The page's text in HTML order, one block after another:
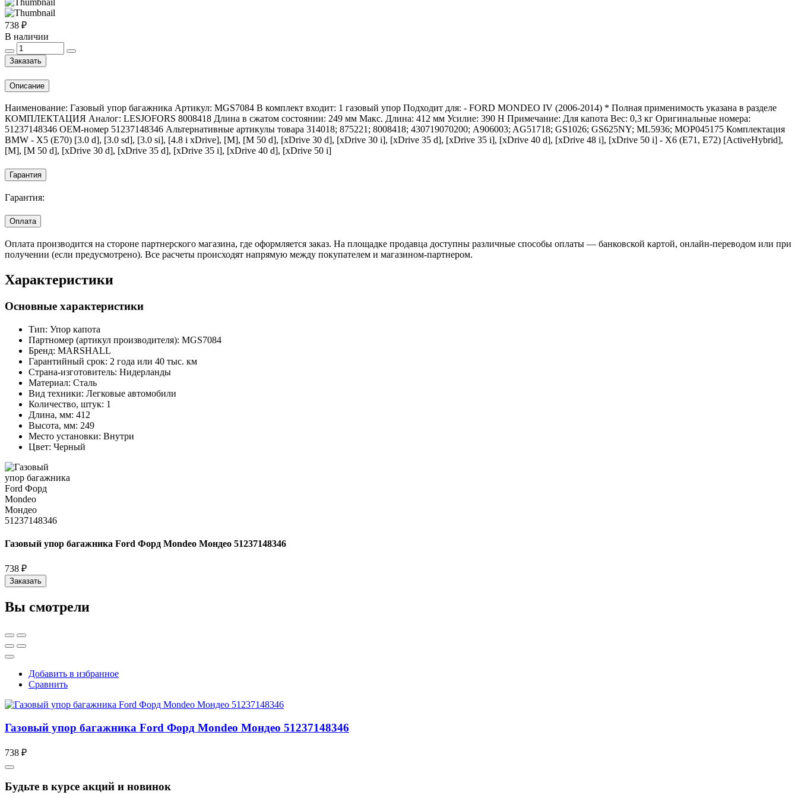
738 ₽
В наличии
Заказать
Описание
Наименование: Газовый упор багажника Артикул: MGS7084 В комплект входит: 1 газовый упор Подходит для: - FORD MONDEO IV (2006-2014) * Полная применимость указана в разделе
КОМПЛЕКТАЦИЯ Аналог: LESJOFORS 8008418 Длина в сжатом состоянии: 249 мм Макс. Длина: 412 мм Усилие: 390 Н Примечание: Для капота Вес: 0,3 кг Оригинальные номера:
51237148346 OEM-номер 51237148346 Альтернативные артикулы товара 314018; 875221; 8008418; 430719070200; A906003; AG51718; GS1026; GS625NY; ML5936; MOP045175 Комплектация
BMW - X5 (E70) [3.0 d], [3.0 sd], [3.0 si], [4.8 i xDrive], [M], [M 50 d], [xDrive 30 d], [xDrive 30 i], [xDrive 35 d], [xDrive 35 i], [xDrive 40 d], [xDrive 48 i], [xDrive 50 i] - X6 (E71, E72) [ActiveHybrid],
[M], [M 50 d], [xDrive 30 d], [xDrive 35 d], [xDrive 35 i], [xDrive 40 d], [xDrive 50 i]
Гарантия
Гарантия:
Оплата
Оплата производится на стороне партнерского магазина, где оформляется заказ. На площадке продавца доступны различные способы оплаты — банковской картой, онлайн-переводом или при
получении (если предусмотрено). Все расчеты происходят напрямую между покупателем и магазином-партнером.
Характеристики
Основные характеристики
Тип: Упор капота
Партномер (артикул производителя): MGS7084
Бренд: MARSHALL
Гарантийный срок: 2 года или 40 тыс. км
Страна-изготовитель: Нидерланды
Материал: Сталь
Вид техники: Легковые автомобили
Количество, штук: 1
Длина, мм: 412
Высота, мм: 249
Место установки: Внутри
Цвет: Черный
Газовый упор багажника Ford Форд Mondeo Мондео 51237148346
738 ₽
Заказать
Вы смотрели
Добавить в избранное
Сравнить
Газовый упор багажника Ford Форд Mondeo Мондео 51237148346
738 ₽
Будьте в курсе акций и новинок